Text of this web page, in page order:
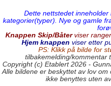
Dette nettstedet
kategorier(typer). Nye og gamle
Knappen Skip/Båterviser
Hjem knappen viser etter
PS: Klikk på bilde for
tilbakemelding/kommentar
Copyright (c) Etablert 2026 -
Alle bildene er beskyttet av lov
ikke benyttes uten